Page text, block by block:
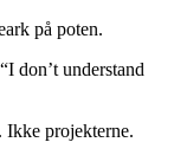
på poten.
don’t understand
Ikke projekterne.